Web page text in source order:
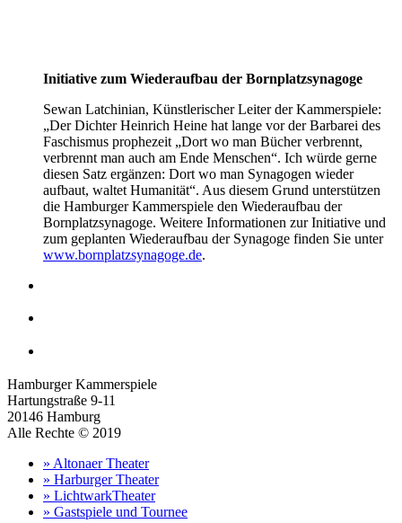
Initiative zum Wiederaufbau der Bornplatzsynagoge
Sewan Latchinian, Künstlerischer Leiter der Kammerspiele:
„Der Dichter Heinrich Heine hat lange vor der Barbarei des
Faschismus prophezeit „Dort wo man Bücher verbrennt,
verbrennt man auch am Ende Menschen“. Ich würde gerne
diesen Satz ergänzen: Dort wo man Synagogen wieder
aufbaut, waltet Humanität“. Aus diesem Grund unterstützen
die Hamburger Kammerspiele den Wiederaufbau der
Bornplatzsynagoge. Weitere Informationen zur Initiative und
zum geplanten Wiederaufbau der Synagoge finden Sie unter
www.bornplatzsynagoge.de.
Hamburger Kammerspiele
Hartungstraße 9-11
20146 Hamburg
Alle Rechte © 2019
» Altonaer Theater
» Harburger Theater
» LichtwarkTheater
» Gastspiele und Tournee